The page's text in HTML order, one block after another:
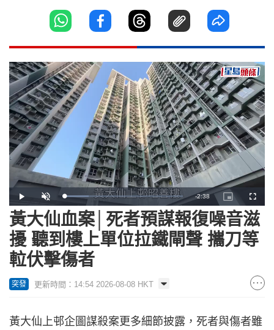
Play Unmute Loaded:
20.41%
Remaining
Time
-2:38
Picture-
in-
Picture
黃大仙血案│死者預謀報復噪音滋
擾 聽到樓上單位拉鐵閘聲 攜刀等
𨋢伏擊傷者
突發 更新時間：14:54 2026-08-08 HKT
黃大仙上邨企圖謀殺案更多細節披露，死者與傷者雖